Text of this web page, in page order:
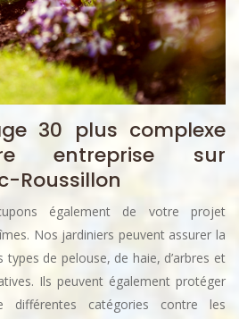
30 plus complexe
entreprise sur
Roussillon
également de votre projet
Nos jardiniers peuvent assurer la
de pelouse, de haie, d’arbres et
Ils peuvent également protéger
différentes catégories contre les